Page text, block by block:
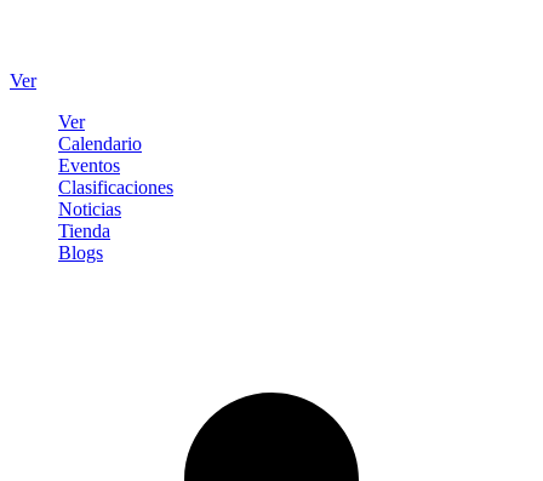
Ver
Ver
Calendario
Eventos
Clasificaciones
Noticias
Tienda
Blogs